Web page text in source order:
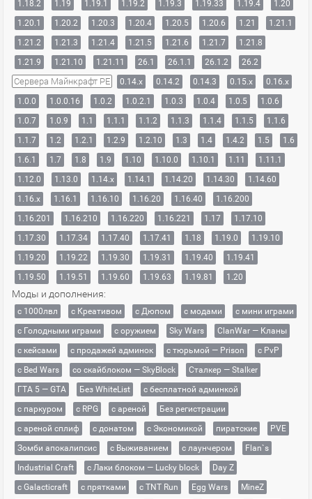
1.18.2
1.19 1.19.1 1.19.2 1.19.3 1.19.33 1.19.4
1.20
1.20.1
1.20.2 1.20.3 1.20.4 1.20.5 1.20.6 1.21
1.21.1
1.21.2
1.21.3 1.21.4 1.21.5 1.21.6 1.21.7
1.21.8
1.21.9
1.21.10 1.21.11 26.1 26.1.1 26.1.2 26.2
Сервера Майнкрафт PE 0.14.x 0.14.2 0.14.3 0.15.x
0.16.x
1.0.0
1.0.0.16 1.0.2 1.0.2.1 1.0.3 1.0.4 1.0.5
1.0.6
1.0.7
1.0.9 1.1 1.1.1 1.1.2 1.1.3 1.1.4 1.1.5
1.1.6
1.1.7
1.2 1.2.1 1.2.9 1.2.10 1.3 1.4 1.4.2 1.5
1.6
1.6.1
1.7 1.8 1.9 1.10 1.10.0 1.10.1 1.11
1.11.1
1.12.0
1.13.0 1.14.x 1.14.1 1.14.20 1.14.30
1.14.60
1.16.x
1.16.1 1.16.10 1.16.20 1.16.40
1.16.200
1.16.201
1.16.210 1.16.220 1.16.221 1.17
1.17.10
1.17.30
1.17.34 1.17.40 1.17.41 1.18 1.19.0
1.19.10
1.19.20
1.19.22 1.19.30 1.19.31 1.19.40
1.19.41
1.19.50
1.19.51 1.19.60 1.19.63 1.19.81 1.20
Моды и дополнения:
с 1000лвл c Креативом с Дюпом с модами
с мини играми
с Голодными играми
с оружием Sky Wars
ClanWar — Кланы
с кейсами
с продажей админок с тюрьмой — Prison
с PvP
с Bed Wars
со скайблоком — SkyBlock
Сталкер — Stalker
ГТА 5 — GTA
Без WhiteList
с бесплатной админкой
с паркуром
с RPG с ареной
Без регистрации
с ареной сплиф
с донатом с Экономикой пиратские
PVE
Зомби апокалипсис
с Выживанием с лаунчером
Flan`s
Industrial Craft
с Лаки блоком — Lucky block
Day Z
с Galacticraft
с прятками с TNT Run Egg Wars
MineZ